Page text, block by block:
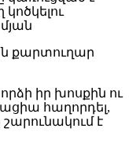
քարտուղար
իր խոսքին ու
հաղորդել,
է